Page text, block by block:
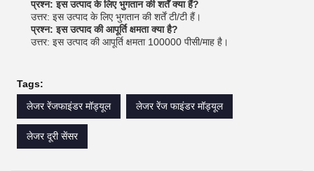
प्रश्न: इस उत्पाद के लिए भुगतान की शर्तें क्या हैं?
उत्तर: इस उत्पाद के लिए भुगतान की शर्तें टी/टी हैं।
प्रश्न: इस उत्पाद की आपूर्ति क्षमता क्या है?
उत्तर: इस उत्पाद की आपूर्ति क्षमता 100000 पीसी/माह है।
Tags:
लेजर रेंजफाइंडर मॉड्यूल
लेजर रेंज फाइंडर मॉड्यूल
लेजर दूरी सेंसर